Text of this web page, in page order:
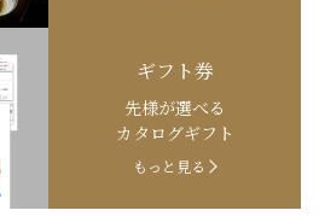
ギフト券
先様が選べる
カタログギフト
もっと見る